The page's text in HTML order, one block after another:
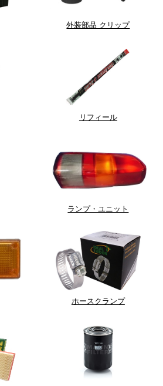
外装部品 クリップ
リフィール
ランプ・ユニット
ホースクランプ